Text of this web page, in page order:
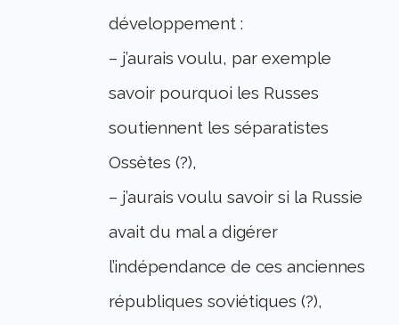
développement :
– j’aurais voulu, par exemple
savoir pourquoi les Russes
soutiennent les séparatistes
Ossètes (?),
– j’aurais voulu savoir si la Russie
avait du mal a digérer
l’indépendance de ces anciennes
républiques soviétiques (?),